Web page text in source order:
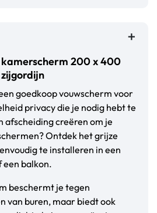
200 x 400
goedkoop vouwscherm voor
privacy die je nodig hebt te
afscheiding creëren om je
Ontdek het grijze
te installeren in een
een balkon.
beschermt je tegen
van buren, maar biedt ook